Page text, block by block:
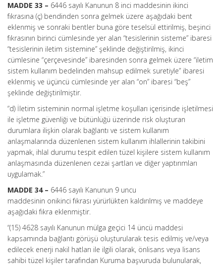
MADDE 33 – 6446 sayılı Kanunun 8 inci maddesinin ikinci
fıkrasına (ç) bendinden sonra gelmek üzere aşağıdaki bent
eklenmiş ve sonraki bentler buna göre teselsül ettirilmiş, beşinci
fıkrasının birinci cümlesinde yer alan “tesislerinin sisteme” ibaresi
“tesislerinin iletim sistemine” şeklinde değiştirilmiş, ikinci
cümlesine “çerçevesinde” ibaresinden sonra gelmek üzere “iletim
sistem kullanım bedelinden mahsup edilmek suretiyle” ibaresi
eklenmiş ve üçüncü cümlesinde yer alan “on” ibaresi “beş”
şeklinde değiştirilmiştir.
“d) İletim sisteminin normal işletme koşulları içerisinde işletilmesi
ile işletme güvenliği ve bütünlüğü üzerinde risk oluşturan
durumlara ilişkin olarak bağlantı ve sistem kullanım
anlaşmalarında düzenlenen sistem kullanım ihlallerinin takibini
yapmak, ihlal durumu tespit edilen tüzel kişilere sistem kullanım
anlaşmasında düzenlenen cezai şartları ve diğer yaptırımları
uygulamak.”
MADDE 34 – 6446 sayılı Kanunun 9 uncu
maddesinin onikinci fıkrası yürürlükten kaldırılmış ve maddeye
aşağıdaki fıkra eklenmiştir.
“(15) 4628 sayılı Kanunun mülga geçici 14 üncü maddesi
kapsamında bağlantı görüşü oluşturularak tesis edilmiş ve/veya
edilecek enerji nakil hatları ile ilgili olarak, önlisans veya lisans
sahibi tüzel kişiler tarafından Kuruma başvuruda bulunularak,